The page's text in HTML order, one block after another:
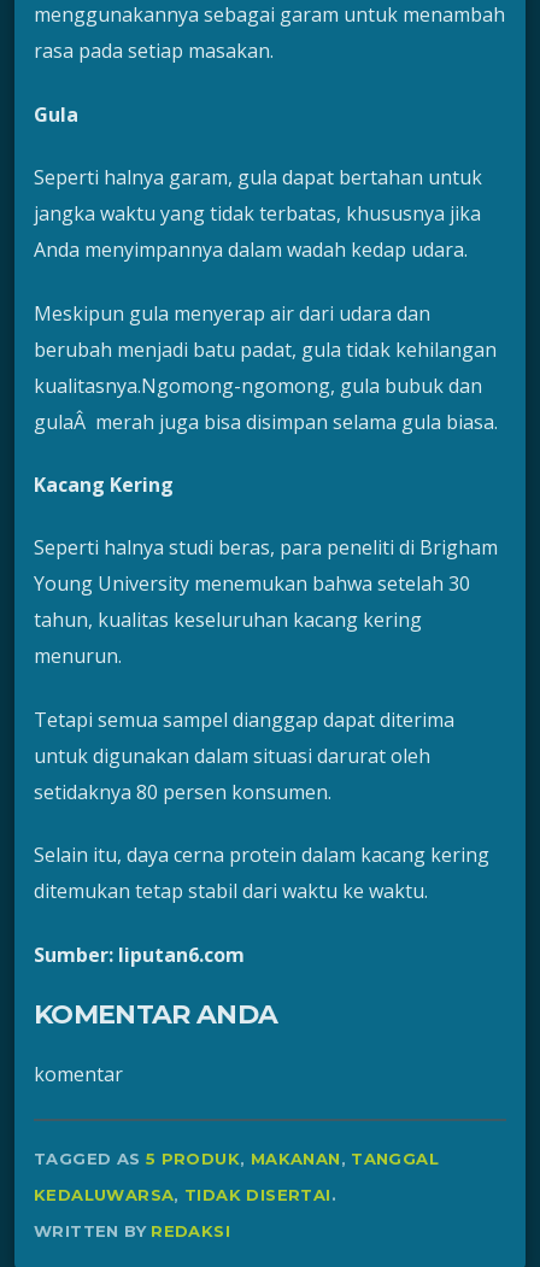
menggunakannya sebagai garam untuk menambah
rasa pada setiap masakan.
Gula
Seperti halnya garam, gula dapat bertahan untuk
jangka waktu yang tidak terbatas, khususnya jika
Anda menyimpannya dalam wadah kedap udara.
Meskipun gula menyerap air dari udara dan
berubah menjadi batu padat, gula tidak kehilangan
kualitasnya.Ngomong-ngomong, gula bubuk dan
gulaÂ merah juga bisa disimpan selama gula biasa.
Kacang Kering
Seperti halnya studi beras, para peneliti di Brigham
Young University menemukan bahwa setelah 30
tahun, kualitas keseluruhan kacang kering
menurun.
Tetapi semua sampel dianggap dapat diterima
untuk digunakan dalam situasi darurat oleh
setidaknya 80 persen konsumen.
Selain itu, daya cerna protein dalam kacang kering
ditemukan tetap stabil dari waktu ke waktu.
Sumber: liputan6.com
KOMENTAR ANDA
komentar
TAGGED AS 5 PRODUK, MAKANAN, TANGGAL
KEDALUWARSA, TIDAK DISERTAI.
WRITTEN BY REDAKSI